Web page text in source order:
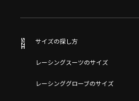
SIZE サイズの探し方
レーシングスーツのサイズ
レーシンググローブのサイズ